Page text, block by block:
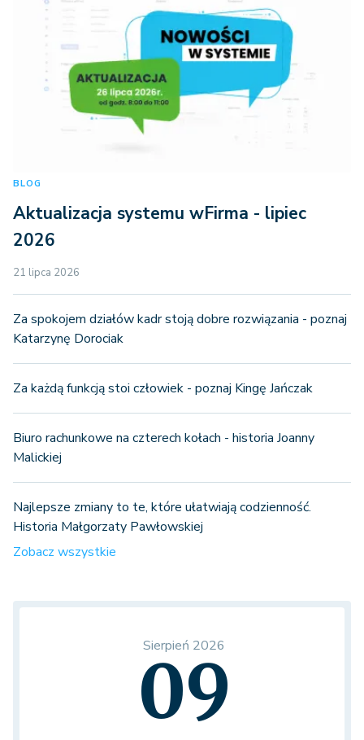
BLOG
Aktualizacja systemu wFirma - lipiec
2026
21 lipca 2026
Za spokojem działów kadr stoją dobre rozwiązania - poznaj
Katarzynę Dorociak
Za każdą funkcją stoi człowiek - poznaj Kingę Jańczak
Biuro rachunkowe na czterech kołach - historia Joanny
Malickiej
Najlepsze zmiany to te, które ułatwiają codzienność.
Historia Małgorzaty Pawłowskiej
Zobacz wszystkie
Sierpień 2026
09